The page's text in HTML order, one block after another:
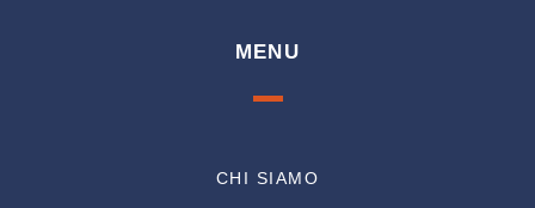
MENU
CHI SIAMO